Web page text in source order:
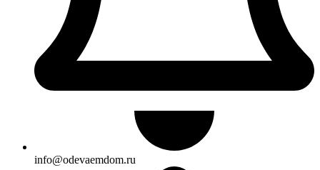
info@odevaemdom.ru